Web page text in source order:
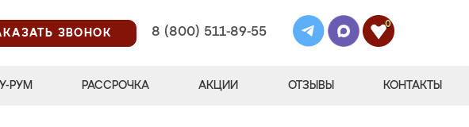
ЗВОНОК
8 (800) 511-89-55
0
РУМ РАССРОЧКА АКЦИИ ОТЗЫВЫ КОНТАКТЫ